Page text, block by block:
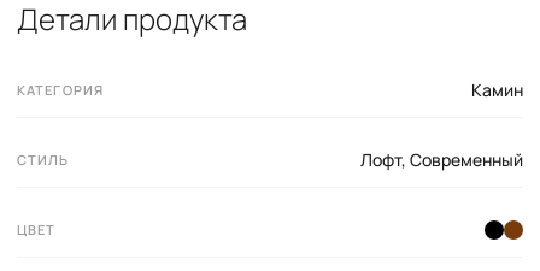
Детали продукта
КАТЕГОРИЯ Камин
СТИЛЬ Лофт, Современный
ЦВЕТ